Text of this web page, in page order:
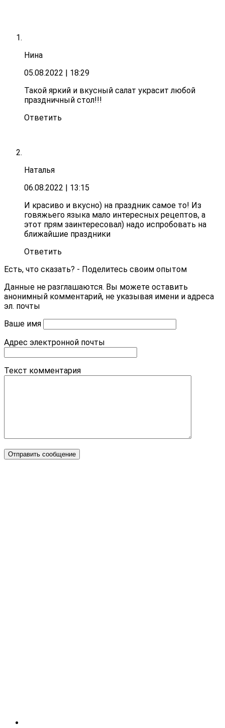
Нина
05.08.2022 | 18:29
Такой яркий и вкусный салат украсит любой
праздничный стол!!!
Ответить
Наталья
06.08.2022 | 13:15
И красиво и вкусно) на праздник самое то! Из
говяжьего языка мало интересных рецептов, а
этот прям заинтересовал) надо испробовать на
ближайшие праздники
Ответить
Есть, что сказать? - Поделитесь своим опытом
Данные не разглашаются. Вы можете оставить
анонимный комментарий, не указывая имени и адреса
эл. почты
Ваше имя
Адрес электронной почты
Текст комментария